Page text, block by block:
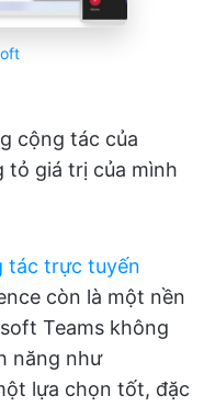
cộng tác của
tỏ giá trị của mình
tác trực tuyến
còn là một nền
Teams không
năng như
lựa chọn tốt, đặc